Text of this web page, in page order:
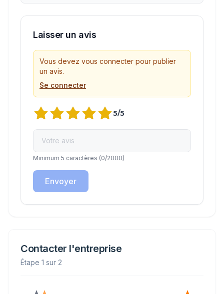
Laisser un avis
Vous devez vous connecter pour publier
un avis.
Se connecter
5/5
Minimum 5 caractères (0/2000)
Envoyer
Contacter l'entreprise
Étape 1 sur 2